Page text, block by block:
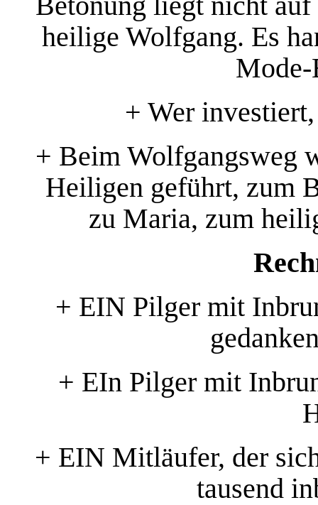
heilige Wolfgang. Es
Mode-
+ Wer
+ Beim Wolfgangsweg
Heiligen geführt, zum
zu Maria, zum
+ EIN Pilger mit
+ EIn Pilger mit
+ EIN Mitläufer, der
tausend